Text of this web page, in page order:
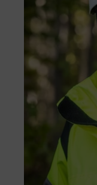
reclamație și
ca toate
fie tratate cu
Accesați